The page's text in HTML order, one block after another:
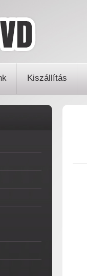
Kiszállítás